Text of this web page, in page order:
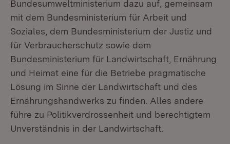
Bundesumweltministerium dazu auf, gemeinsam
mit dem Bundesministerium für Arbeit und
Soziales, dem Bundesministerium der Justiz und
für Verbraucherschutz sowie dem
Bundesministerium für Landwirtschaft, Ernährung
und Heimat eine für die Betriebe pragmatische
Lösung im Sinne der Landwirtschaft und des
Ernährungshandwerks zu finden. Alles andere
führe zu Politikverdrossenheit und berechtigtem
Unverständnis in der Landwirtschaft.